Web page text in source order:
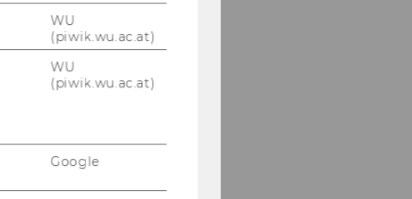
WU
(piwik.wu.ac.at)
WU
(piwik.wu.ac.at)
Google